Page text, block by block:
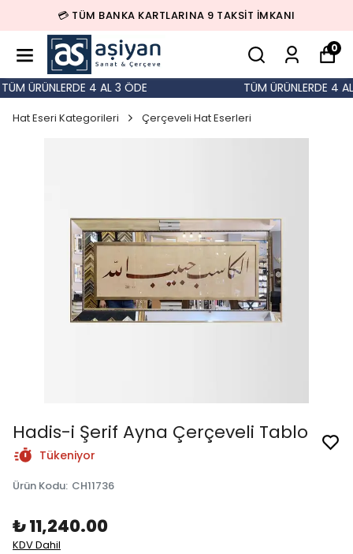
💳 TÜM BANKA KARTLARINA 9 TAKSİT İMKANI
0
ÜRÜNLERDE 4 AL 3 ÖDE TÜM ÜRÜNLERDE 4
Hat Eseri Kategorileri Çerçeveli Hat Eserleri
Hadis-i Şerif Ayna Çerçeveli Tablo
Tükeniyor
Ürün Kodu: CH11736
₺ 11,240.00
KDV Dahil